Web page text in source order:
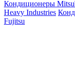
Кондиционеры
Heavy Industries
Fujitsu